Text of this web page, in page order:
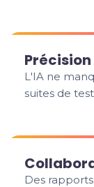
L'IA ne
suites de
Des